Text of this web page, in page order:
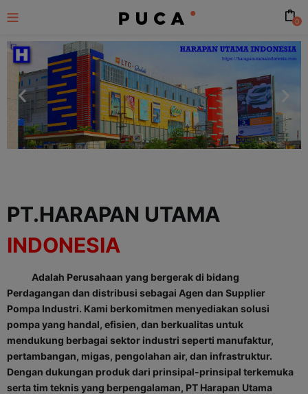
0
PT.HARAPAN UTAMA
INDONESIA
Adalah Perusahaan yang bergerak di bidang
Perdagangan dan distribusi sebagai Agen dan Supplier
Pompa Industri. Kami berkomitmen menyediakan solusi
pompa yang handal, efisien, dan berkualitas untuk
mendukung berbagai sektor industri seperti manufaktur,
pertambangan, migas, pengolahan air, dan infrastruktur.
Dengan dukungan produk dari prinsipal-prinsipal terkemuka
serta tim teknis yang berpengalaman, PT Harapan Utama